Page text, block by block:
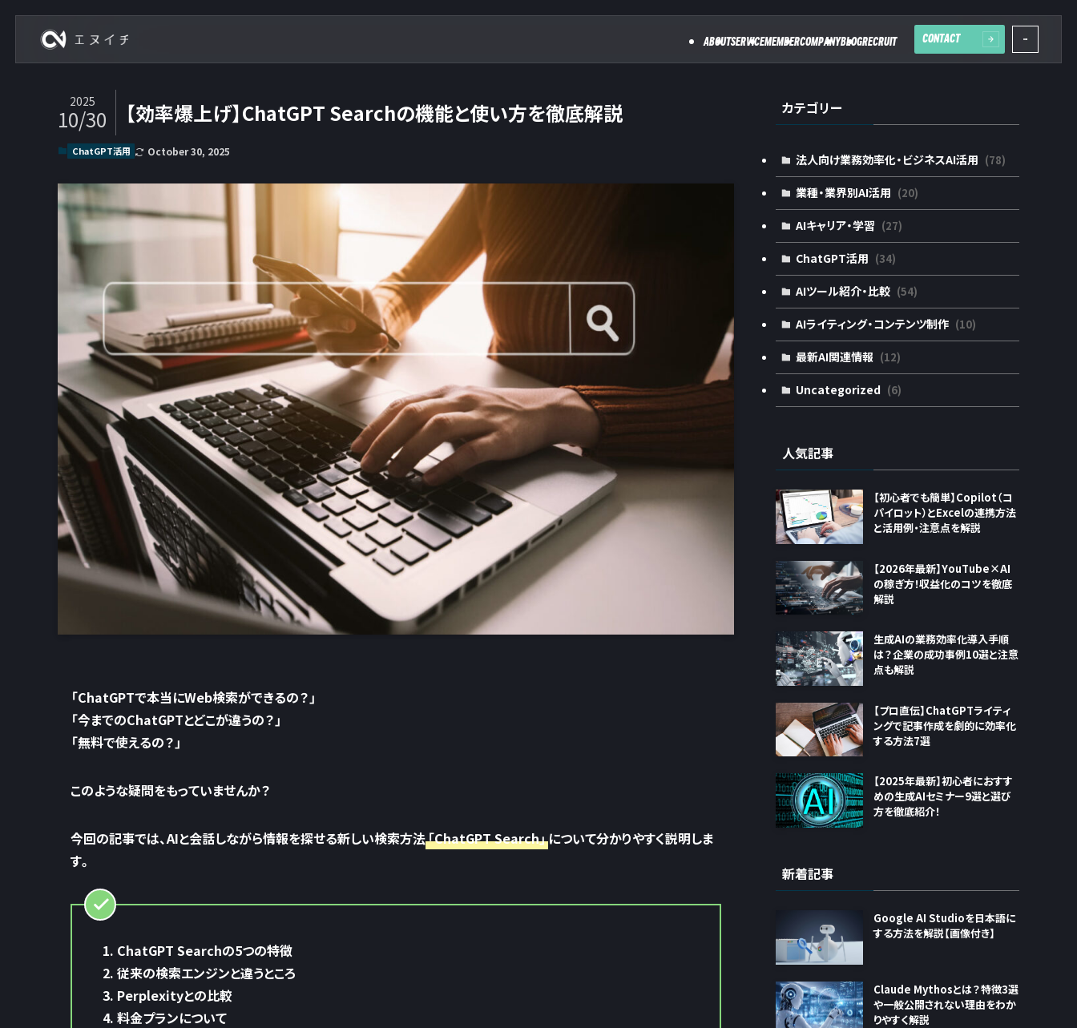
ABOUTSERVICEMEMBERCOMPANYBLOGRECRUIT CONTACT
【効率爆上げ】ChatGPT Searchの機能と使い方を徹底解説
2025
10/30
ChatGPT活用 October 30, 2025
「ChatGPTで本当にWeb検索ができるの？」
「今までのChatGPTとどこが違うの？」
「無料で使えるの？」
このような疑問をもっていませんか？
今回の記事では、AIと会話しながら情報を探せる新しい検索方法「ChatGPT Search」について分かりやすく説明しま
す。
ChatGPT Searchの5つの特徴
従来の検索エンジンと違うところ
Perplexityとの比較
料金プランについて
カテゴリー
法人向け業務効率化・ビジネスAI活用 (78)
業種・業界別AI活用 (20)
AIキャリア・学習 (27)
ChatGPT活用 (34)
AIツール紹介・比較 (54)
AIライティング・コンテンツ制作 (10)
最新AI関連情報 (12)
Uncategorized (6)
人気記事
【初心者でも簡単】Copilot（コ
パイロット）とExcelの連携方法
と活用例・注意点を解説
【2026年最新】YouTube×AI
の稼ぎ方！収益化のコツを徹底
解説
生成AIの業務効率化導入手順
は？企業の成功事例10選と注意
点も解説
【プロ直伝】ChatGPTライティ
ングで記事作成を劇的に効率化
する方法7選
【2025年最新】初心者におすす
めの生成AIセミナー9選と選び
方を徹底紹介！
新着記事
Google AI Studioを日本語に
する方法を解説【画像付き】
Claude Mythosとは？特徴3選
や一般公開されない理由をわか
りやすく解説